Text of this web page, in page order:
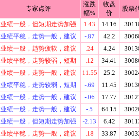
专家点评
涨跌
幅%
收盘
价
股票
业绩一般，但短期走势加强 1.43 14.16
业绩平稳，走势一般，建议 -.87 42.2
业绩一般，趋势疲软，建议 .24 4.24
业绩平稳，走势较弱，短期 .12 34.41
业绩一般，走势一般，建议 11.55 25.2
业绩平稳，走势较弱，短期 -.69 11.45
业绩一般，走势一般，建议 -.06 17.77
业绩一般，走势一般，建议 -.5 64.15
业绩一般，但短期走势加强 -2.13 6.42
业绩平稳，走势一般，建议 .18 33.87